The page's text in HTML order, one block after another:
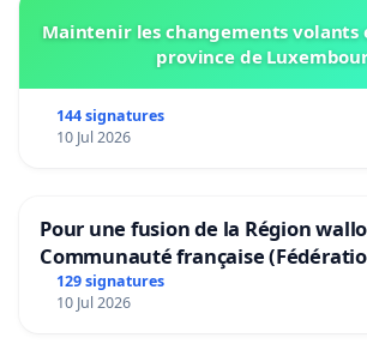
Maintenir les changements volants
province de
144 signatures
10 Jul 2026
Pour une fusion de la Région
Communauté française
Bruxelles)
129 signatures
10 Jul 2026